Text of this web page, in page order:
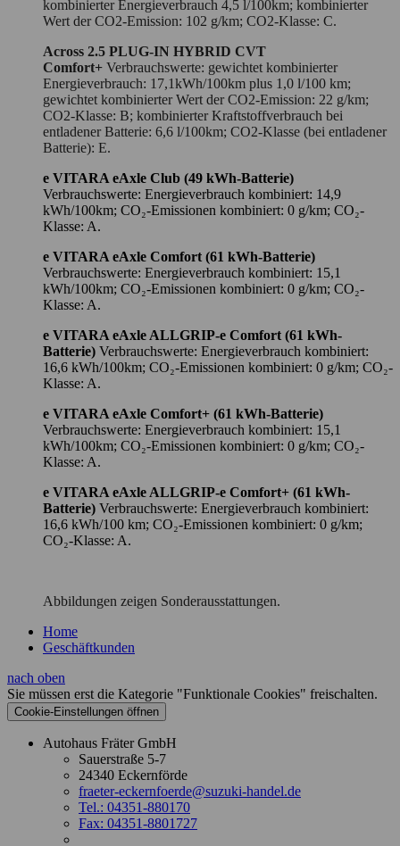
kombinierter Energieverbrauch 4,5 l/100km; kombinierter
Wert der CO2-Emission: 102 g/km; CO2-Klasse: C.
Across 2.5 PLUG-IN HYBRID CVT
Comfort+ Verbrauchswerte: gewichtet kombinierter
Energieverbrauch: 17,1kWh/100km plus 1,0 l/100 km;
gewichtet kombinierter Wert der CO2-Emission: 22 g/km;
CO2-Klasse: B; kombinierter Kraftstoffverbrauch bei
entladener Batterie: 6,6 l/100km; CO2-Klasse (bei entladener
Batterie): E.
e VITARA eAxle Club (49 kWh-Batterie)
Verbrauchswerte: Energieverbrauch kombiniert: 14,9
kWh/100km; CO₂-Emissionen kombiniert: 0 g/km; CO₂-
Klasse: A.
e VITARA eAxle Comfort (61 kWh-Batterie)
Verbrauchswerte: Energieverbrauch kombiniert: 15,1
kWh/100km; CO₂-Emissionen kombiniert: 0 g/km; CO₂-
Klasse: A.
e VITARA eAxle ALLGRIP-e Comfort (61 kWh-
Batterie) Verbrauchswerte: Energieverbrauch kombiniert:
16,6 kWh/100km; CO₂-Emissionen kombiniert: 0 g/km; CO₂-
Klasse: A.
e VITARA eAxle Comfort+ (61 kWh-Batterie)
Verbrauchswerte: Energieverbrauch kombiniert: 15,1
kWh/100km; CO₂-Emissionen kombiniert: 0 g/km; CO₂-
Klasse: A.
e VITARA eAxle ALLGRIP-e Comfort+ (61 kWh-
Batterie) Verbrauchswerte: Energieverbrauch kombiniert:
16,6 kWh/100 km; CO₂-Emissionen kombiniert: 0 g/km;
CO₂-Klasse: A.
Abbildungen zeigen Sonderausstattungen.
Home
Geschäftkunden
nach oben
Sie müssen erst die Kategorie "Funktionale Cookies" freischalten.
Cookie‑Einstellungen öffnen
Autohaus Fräter GmbH
Sauerstraße 5-7
24340 Eckernförde
fraeter-eckernfoerde@suzuki-handel.de
Tel.: 04351-880170
Fax: 04351-8801727